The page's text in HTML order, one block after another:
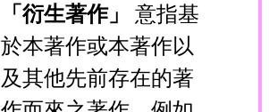
「衍生著作」 意指基
於本著作或本著作以
及其他先前存在的著